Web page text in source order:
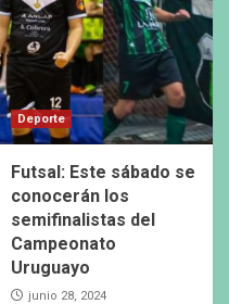
Deporte
Futsal: Este sábado se
conocerán los
semifinalistas del
Campeonato
Uruguayo
junio 28, 2024